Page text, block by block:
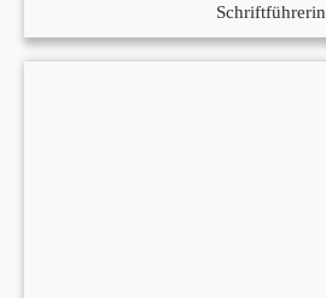
Schriftführerin